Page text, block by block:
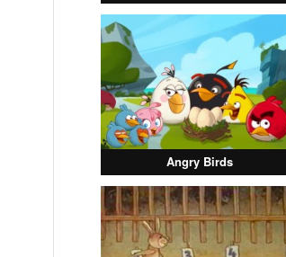
Angry Birds